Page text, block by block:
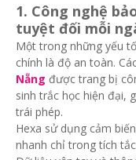
1. Công nghệ
tuyệt đối mỗi
Một trong những yếu
chính là độ an toàn.
Nẵng được trang bị
sinh trắc học hiện đại,
trái phép.
Hexa sử dụng cảm
nhanh chỉ trong tích